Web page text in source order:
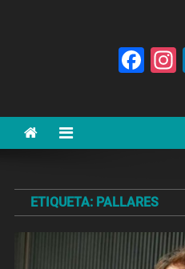
ETIQUETA: PALLARES